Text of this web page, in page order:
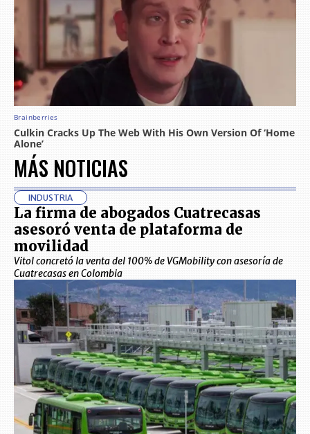
MÁS NOTICIAS
INDUSTRIA
La firma de abogados Cuatrecasas
asesoró venta de plataforma de
movilidad
Vitol concretó la venta del 100% de VGMobility con asesoría de
Cuatrecasas en Colombia